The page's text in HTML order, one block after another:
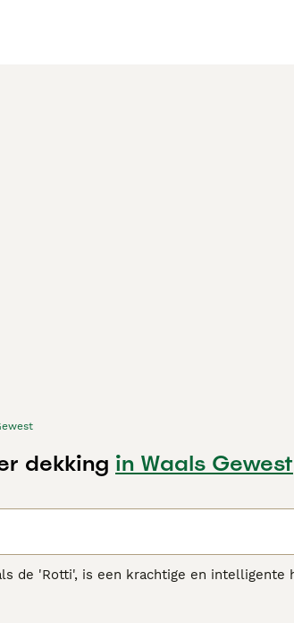
dekking in Waals Gewest
de 'Rotti', is een krachtige en
hun loyale aard en indrukwekkende